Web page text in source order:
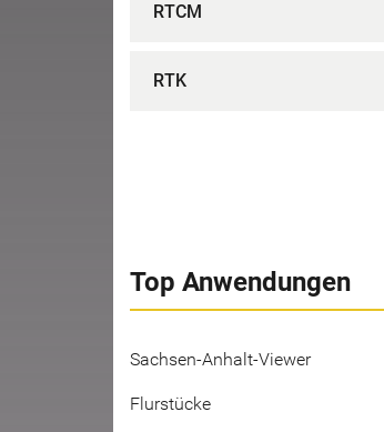
RTCM
RTK
Top Anwendungen
Sachsen-Anhalt-Viewer
Flurstücke